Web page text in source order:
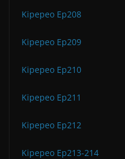
Kipepeo Ep208
Kipepeo Ep209
Kipepeo Ep210
Kipepeo Ep211
Kipepeo Ep212
Kipepeo Ep213-214